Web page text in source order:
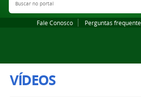
Fale Conosco Perguntas
VÍDEOS